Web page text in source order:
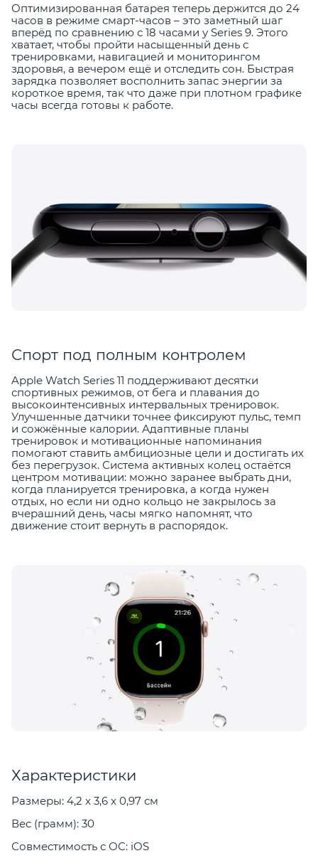
Оптимизированная батарея теперь держится до 24
часов в режиме смарт-часов – это заметный шаг
вперёд по сравнению с 18 часами у Series 9. Этого
хватает, чтобы пройти насыщенный день с
тренировками, навигацией и мониторингом
здоровья, а вечером ещё и отследить сон. Быстрая
зарядка позволяет восполнить запас энергии за
короткое время, так что даже при плотном графике
часы всегда готовы к работе.
Спорт под полным контролем
Apple Watch Series 11 поддерживают десятки
спортивных режимов, от бега и плавания до
высокоинтенсивных интервальных тренировок.
Улучшенные датчики точнее фиксируют пульс, темп
и сожжённые калории. Адаптивные планы
тренировок и мотивационные напоминания
помогают ставить амбициозные цели и достигать их
без перегрузок. Система активных колец остаётся
центром мотивации: можно заранее выбрать дни,
когда планируется тренировка, а когда нужен
отдых, но если ни одно кольцо не закрылось за
вчерашний день, часы мягко напомнят, что
движение стоит вернуть в распорядок.
Характеристики
Размеры: 4,2 x 3,6 x 0,97 см
Вес (грамм): 30
Совместимость с ОС: iOS